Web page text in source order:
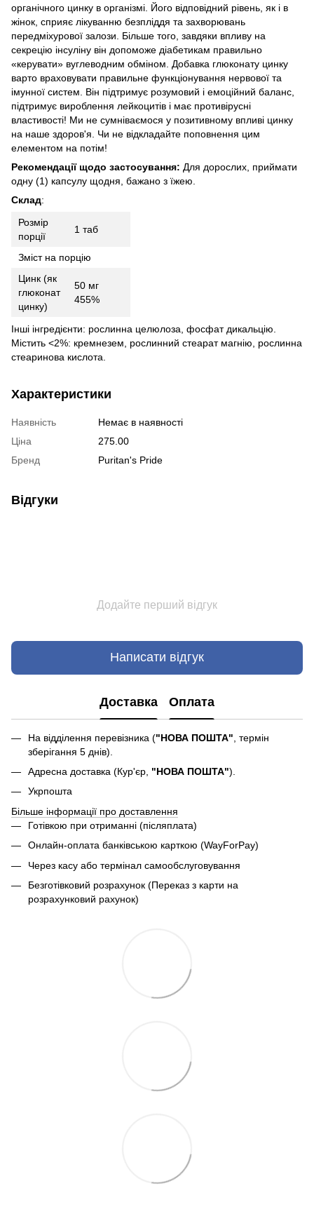
органічного цинку в організмі. Його відповідний рівень, як і в
жінок, сприяє лікуванню безпліддя та захворювань
передміхурової залози. Більше того, завдяки впливу на
секрецію інсуліну він допоможе діабетикам правильно
«керувати» вуглеводним обміном. Добавка глюконату цинку
варто враховувати правильне функціонування нервової та
імунної систем. Він підтримує розумовий і емоційний баланс,
підтримує вироблення лейкоцитів і має противірусні
властивості! Ми не сумніваємося у позитивному впливі цинку
на наше здоров'я. Чи не відкладайте поповнення цим
елементом на потім!
Рекомендації щодо застосування: Для дорослих, приймати
одну (1) капсулу щодня, бажано з їжею.
Склад:
Розмір
порції
1 таб
Зміст на порцію
Цинк (як
глюконат
цинку)
50 мг
455%
Інші інгредієнти: рослинна целюлоза, фосфат дикальцію.
Містить <2%: кремнезем, рослинний стеарат магнію, рослинна
стеаринова кислота.
Характеристики
Наявність
Немає в наявності
Ціна
275.00
Бренд
Puritan's Pride
Відгуки
Додайте перший відгук
Написати відгук
Доставка Оплата
На відділення перевізника ("НОВА ПОШТА" , термін
зберігання 5 днів).
Адресна доставка (Кур'єр, "НОВА ПОШТА").
Укрпошта
Більше інформації про доставлення
Готівкою при отриманні (післяплата)
Онлайн-оплата банківською карткою (WayForPay)
Через касу або термінал самообслуговування
Безготівковий розрахунок (Переказ з карти на
розрахунковий рахунок)